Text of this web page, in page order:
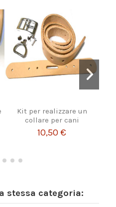
Kit per realizzare un
collare per cani
10,50 €
stessa categoria: